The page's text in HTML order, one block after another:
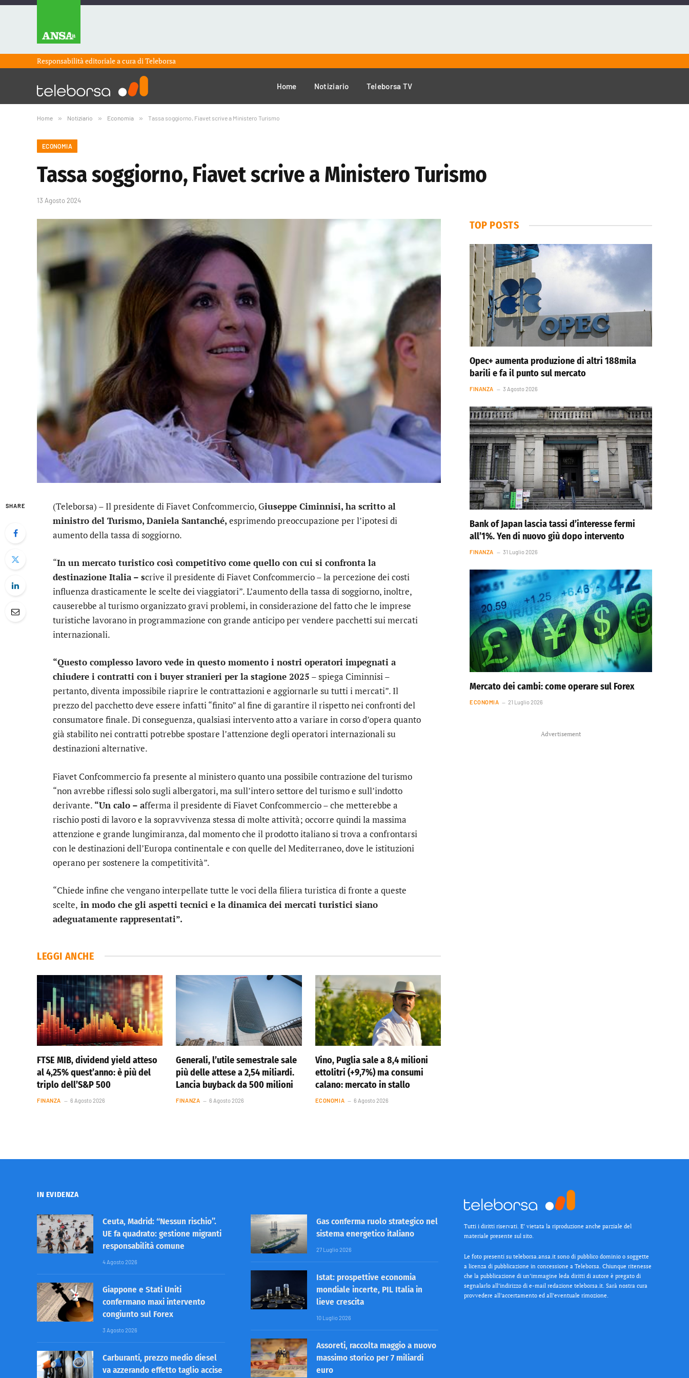
Responsabilità editoriale a cura diTeleborsa
Home Notiziario Teleborsa TV
Home » Notiziario » Economia » Tassa soggiorno, Fiavet scrive a Ministero Turismo
ECONOMIA
Tassa soggiorno, Fiavet scrive a Ministero Turismo
13 Agosto 2024
SHARE (Teleborsa) – Il presidente di Fiavet Confcommercio, Giuseppe Ciminnisi, ha scritto al
ministro del Turismo, Daniela Santanché, esprimendo preoccupazione per l’ipotesi di
aumento della tassa di soggiorno.
“In un mercato turistico così competitivo come quello con cui si confronta la
destinazione Italia – scrive il presidente di Fiavet Confcommercio – la percezione dei costi
influenza drasticamente le scelte dei viaggiatori”. L’aumento della tassa di soggiorno, inoltre,
causerebbe al turismo organizzato gravi problemi, in considerazione del fatto che le imprese
turistiche lavorano in programmazione con grande anticipo per vendere pacchetti sui mercati
internazionali.
“Questo complesso lavoro vede in questo momento i nostri operatori impegnati a
chiudere i contratti con i buyer stranieri per la stagione 2025 – spiega Ciminnisi –
pertanto, diventa impossibile riaprire le contrattazioni e aggiornarle su tutti i mercati”. Il
prezzo del pacchetto deve essere infatti “finito” al fine di garantire il rispetto nei confronti del
consumatore finale. Di conseguenza, qualsiasi intervento atto a variare in corso d’opera quanto
già stabilito nei contratti potrebbe spostare l’attenzione degli operatori internazionali su
destinazioni alternative.
Fiavet Confcommercio fa presente al ministero quanto una possibile contrazione del turismo
“non avrebbe riflessi solo sugli albergatori, ma sull’intero settore del turismo e sull’indotto
derivante. “Un calo – afferma il presidente di Fiavet Confcommercio – che metterebbe a
rischio posti di lavoro e la sopravvivenza stessa di molte attività; occorre quindi la massima
attenzione e grande lungimiranza, dal momento che il prodotto italiano si trova a confrontarsi
con le destinazioni dell’Europa continentale e con quelle del Mediterraneo, dove le istituzioni
operano per sostenere la competitività”.
“Chiede infine che vengano interpellate tutte le voci della filiera turistica di fronte a queste
scelte, in modo che gli aspetti tecnici e la dinamica dei mercati turistici siano
adeguatamente rappresentati”.
LEGGI ANCHE
FTSE MIB, dividend yield atteso
al 4,25% quest’anno: è più del
triplo dell’S&P 500
FINANZA 6 Agosto 2026
Generali, l’utile semestrale sale
più delle attese a 2,54 miliardi.
Lancia buyback da 500 milioni
FINANZA 6 Agosto 2026
Vino, Puglia sale a 8,4 milioni
ettolitri (+9,7%) ma consumi
calano: mercato in stallo
ECONOMIA 6 Agosto 2026
TOP POSTS
Opec+ aumenta produzione di altri 188mila
barili e fa il punto sul mercato
FINANZA 3 Agosto 2026
Bank of Japan lascia tassi d’interesse fermi
all’1%. Yen di nuovo giù dopo intervento
FINANZA 31 Luglio 2026
Mercato dei cambi: come operare sul Forex
ECONOMIA 21 Luglio 2026
Advertisement
IN EVIDENZA
Ceuta, Madrid: “Nessun rischio”.
UE fa quadrato: gestione migranti
responsabilità comune
4 Agosto 2026
Giappone e Stati Uniti
confermano maxi intervento
congiunto sul Forex
3 Agosto 2026
Carburanti, prezzo medio diesel
va azzerando effetto taglio accise
Gas conferma ruolo strategico nel
sistema energetico italiano
27 Luglio 2026
Istat: prospettive economia
mondiale incerte, PIL Italia in
lieve crescita
10 Luglio 2026
Assoreti, raccolta maggio a nuovo
massimo storico per 7 miliardi
euro
Tutti i diritti riservati. E’ vietata la riproduzione anche parziale del
materiale presente sul sito.
Le foto presenti su teleborsa.ansa.it sono di pubblico dominio o soggette
a licenza di pubblicazione in concessione a Teleborsa. Chiunque ritenesse
che la pubblicazione di un’immagine leda diritti di autore è pregato di
segnalarlo all’indirizzo di e-mail redazione teleborsa.it. Sarà nostra cura
provvedere all’accertamento ed all’eventuale rimozione.